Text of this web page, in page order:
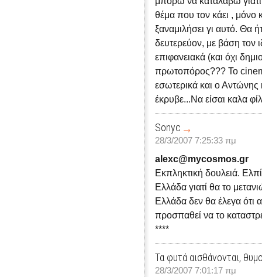
θέμα που τον κάει , μόνο
ξαναμιλήσει γι αυτό. Θα
δευτερεύον, με βάση τον
επιφανειακά (και όχι
πρωτοπόρος??? Το
εσωτερικά και ο Αντώνης
έκρυβε...Να είσαι καλα
Sonyc
28/3/2007 7:25:33 πμ
alexc@mycosmos.gr
Εκπληκτική δουλειά.
Ελλάδα γιατί θα το
Ελλάδα δεν θα έλεγα ότι
προσπαθεί να το
****
Τα φυτά αισθάνονται,
28/3/2007 7:01:17 πμ